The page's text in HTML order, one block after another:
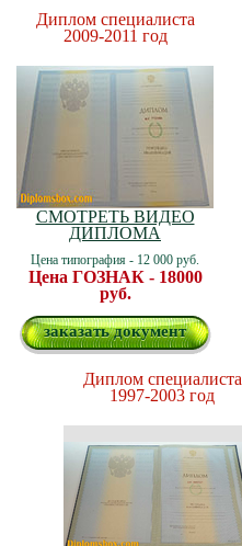
Диплом специалиста
2009-2011 год
СМОТРЕТЬ ВИДЕО
ДИПЛОМА
Цена типография - 12 000 руб.
Цена ГОЗНАК - 18000
руб.
заказать документ
Диплом специалиста
1997-2003 год